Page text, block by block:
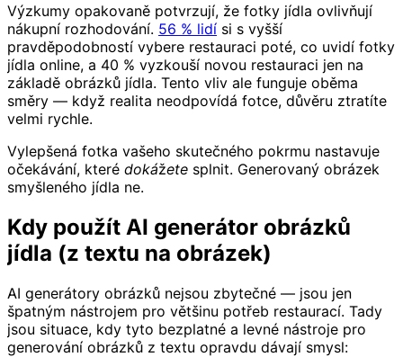
Výzkumy opakovaně potvrzují, že fotky jídla ovlivňují
nákupní rozhodování. 56 % lidí si s vyšší
pravděpodobností vybere restauraci poté, co uvidí fotky
jídla online, a 40 % vyzkouší novou restauraci jen na
základě obrázků jídla. Tento vliv ale funguje oběma
směry — když realita neodpovídá fotce, důvěru ztratíte
velmi rychle.
Vylepšená fotka vašeho skutečného pokrmu nastavuje
očekávání, které dokážete splnit. Generovaný obrázek
smyšleného jídla ne.
Kdy použít AI generátor obrázků
jídla (z textu na obrázek)
AI generátory obrázků nejsou zbytečné — jsou jen
špatným nástrojem pro většinu potřeb restaurací. Tady
jsou situace, kdy tyto bezplatné a levné nástroje pro
generování obrázků z textu opravdu dávají smysl: